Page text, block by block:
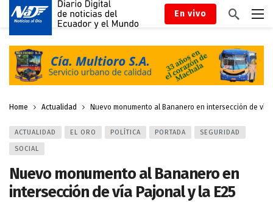
En vivo
Home Actualidad Nuevo monumento al Bananero en intersección de vía
ACTUALIDAD EL ORO POLÍTICA PORTADA SEGURIDAD
SOCIAL
Nuevo monumento al Bananero en
intersección de vía Pajonal y la E25